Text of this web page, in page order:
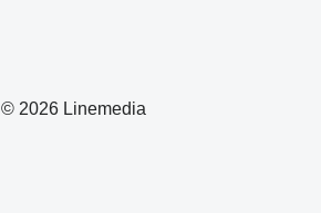
© 2026 Linemedia